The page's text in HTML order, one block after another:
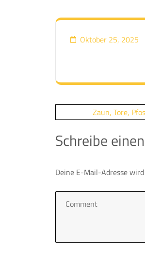
Oktober 25, 2025
Zaun, Tore,
Schreibe
Deine E-Mail-Adresse